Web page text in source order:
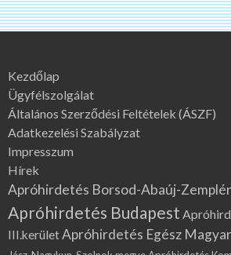
Kezdőlap
Ügyfélszolgálat
Általános Szerződési Feltételek (ÁSZF)
Adatkezelési Szabályzat
Impresszum
Hírek
Apróhirdetés Borsod-Abaúj-
Apróhirdetés Budapest
III.kerületApróhirdetés Egész